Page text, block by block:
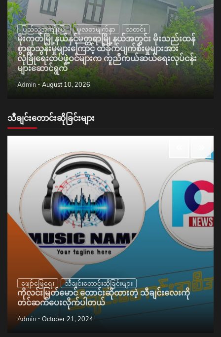
ပြည်သူ့အကျိုးပြု မူလစာမျက်နှာ သတင်း
မိုးကုတ်မြို့နယ်နှင့်မတ္တရာမြို့နယ်အတွင်း မိုးသည်းထန်
စွာရွာသွန်းမှုများကြောင့် ထိခိုက်ပျက်စီးမှုများအား
လုံခြုံရေးတပ်ဖွဲ့ဝင်များက ကူညီကယ်ဆယ်ရေးလုပ်ငန်း
များဆောင်ရွက်
Admin August 10, 2026
သီချင်းတောင်းဆိုခြင်းများ
ဖျော်ဖြေရေး သီချင်းတောင်းဆိုခြင်းများ
ကိုလင်းမြတ်မောင် တောင်းဆိုထားတဲ့ သီချင်းလေးကို
တင်ဆက်ပေးလိုက်ပါတယ်
Admin October 21, 2024